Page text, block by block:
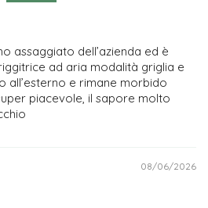
assaggiato dell’azienda ed è
ad aria modalità griglia e
all’esterno e rimane morbido
piacevole, il sapore molto
08/06/2026